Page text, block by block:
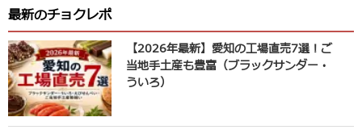
最新のチョクレポ
【2026年最新】愛知の工場直売7選！ご
当地手土産も豊富（ブラックサンダー・
ういろ）